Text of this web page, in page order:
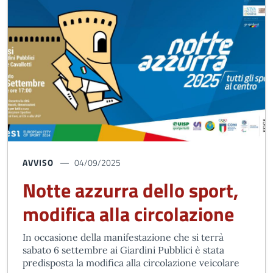
AVVISO 04/09/2025
Notte azzurra dello sport,
modifica alla circolazione
In occasione della manifestazione che si terrà
sabato 6 settembre ai Giardini Pubblici è stata
predisposta la modifica alla circolazione veicolare